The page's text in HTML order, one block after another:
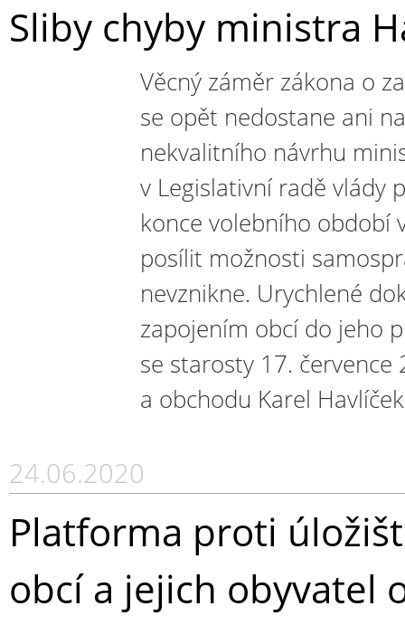
Sliby chyby ministra
Věcný záměr zákona o
se opět nedostane ani
nekvalitního návrhu
v Legislativní radě vlády
konce volebního období
posílit možnosti
nevznikne. Urychlené
zapojením obcí do jeho
se starosty 17.
a obchodu Karel Havlíček
24.06.2020
Platforma proti
obcí a jejich obyvatel